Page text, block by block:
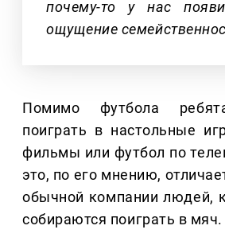
почему-то у нас
ощущение
Помимо футбола
поиграть в настольные
фильмы или футбол по
это, по его мнению,
обычной компании людей,
собираются поиграть в мяч.